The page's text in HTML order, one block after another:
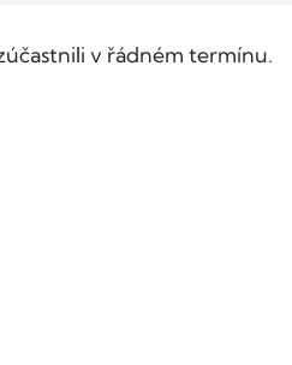
v řádném termínu.